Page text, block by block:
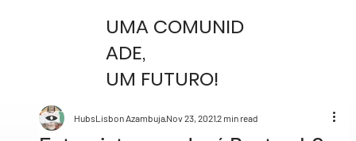
UMA COMUNID
ADE,
UM FUTURO!
HubsLisbon AzambujaNov 23, 20212 min read